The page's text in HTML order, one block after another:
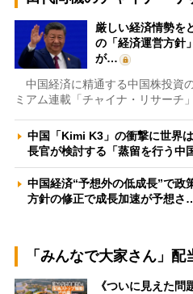
厳しい経済情勢を
の「経済運営方
が…
中国経済に精通する中国株投資
ミアム連載「チャイナ・リサーチ
中国「Kimi K3」の衝撃に世界
長官が検討する「蒸留を行う中
中国経済“予想外の低成長”で
方針の修正で成長加速が予想さ
「みんなで大家さん」
《ついに見えた